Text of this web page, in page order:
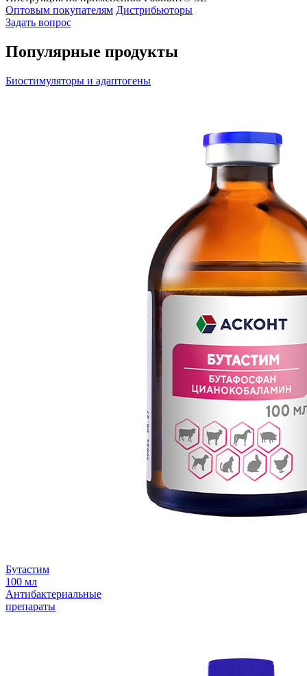
Оптовым покупателям Дистрибьюторы
Задать вопрос
Популярные продукты
Биостимуляторы и адаптогены
Бутастим
100 мл
Антибактериальные
препараты